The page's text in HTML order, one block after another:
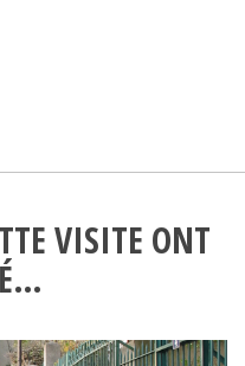
VISITE ONT